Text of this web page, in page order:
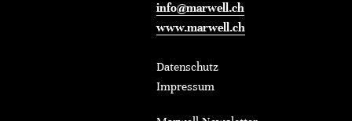
info@marwell.ch
www.marwell.ch
Datenschutz
Impressum